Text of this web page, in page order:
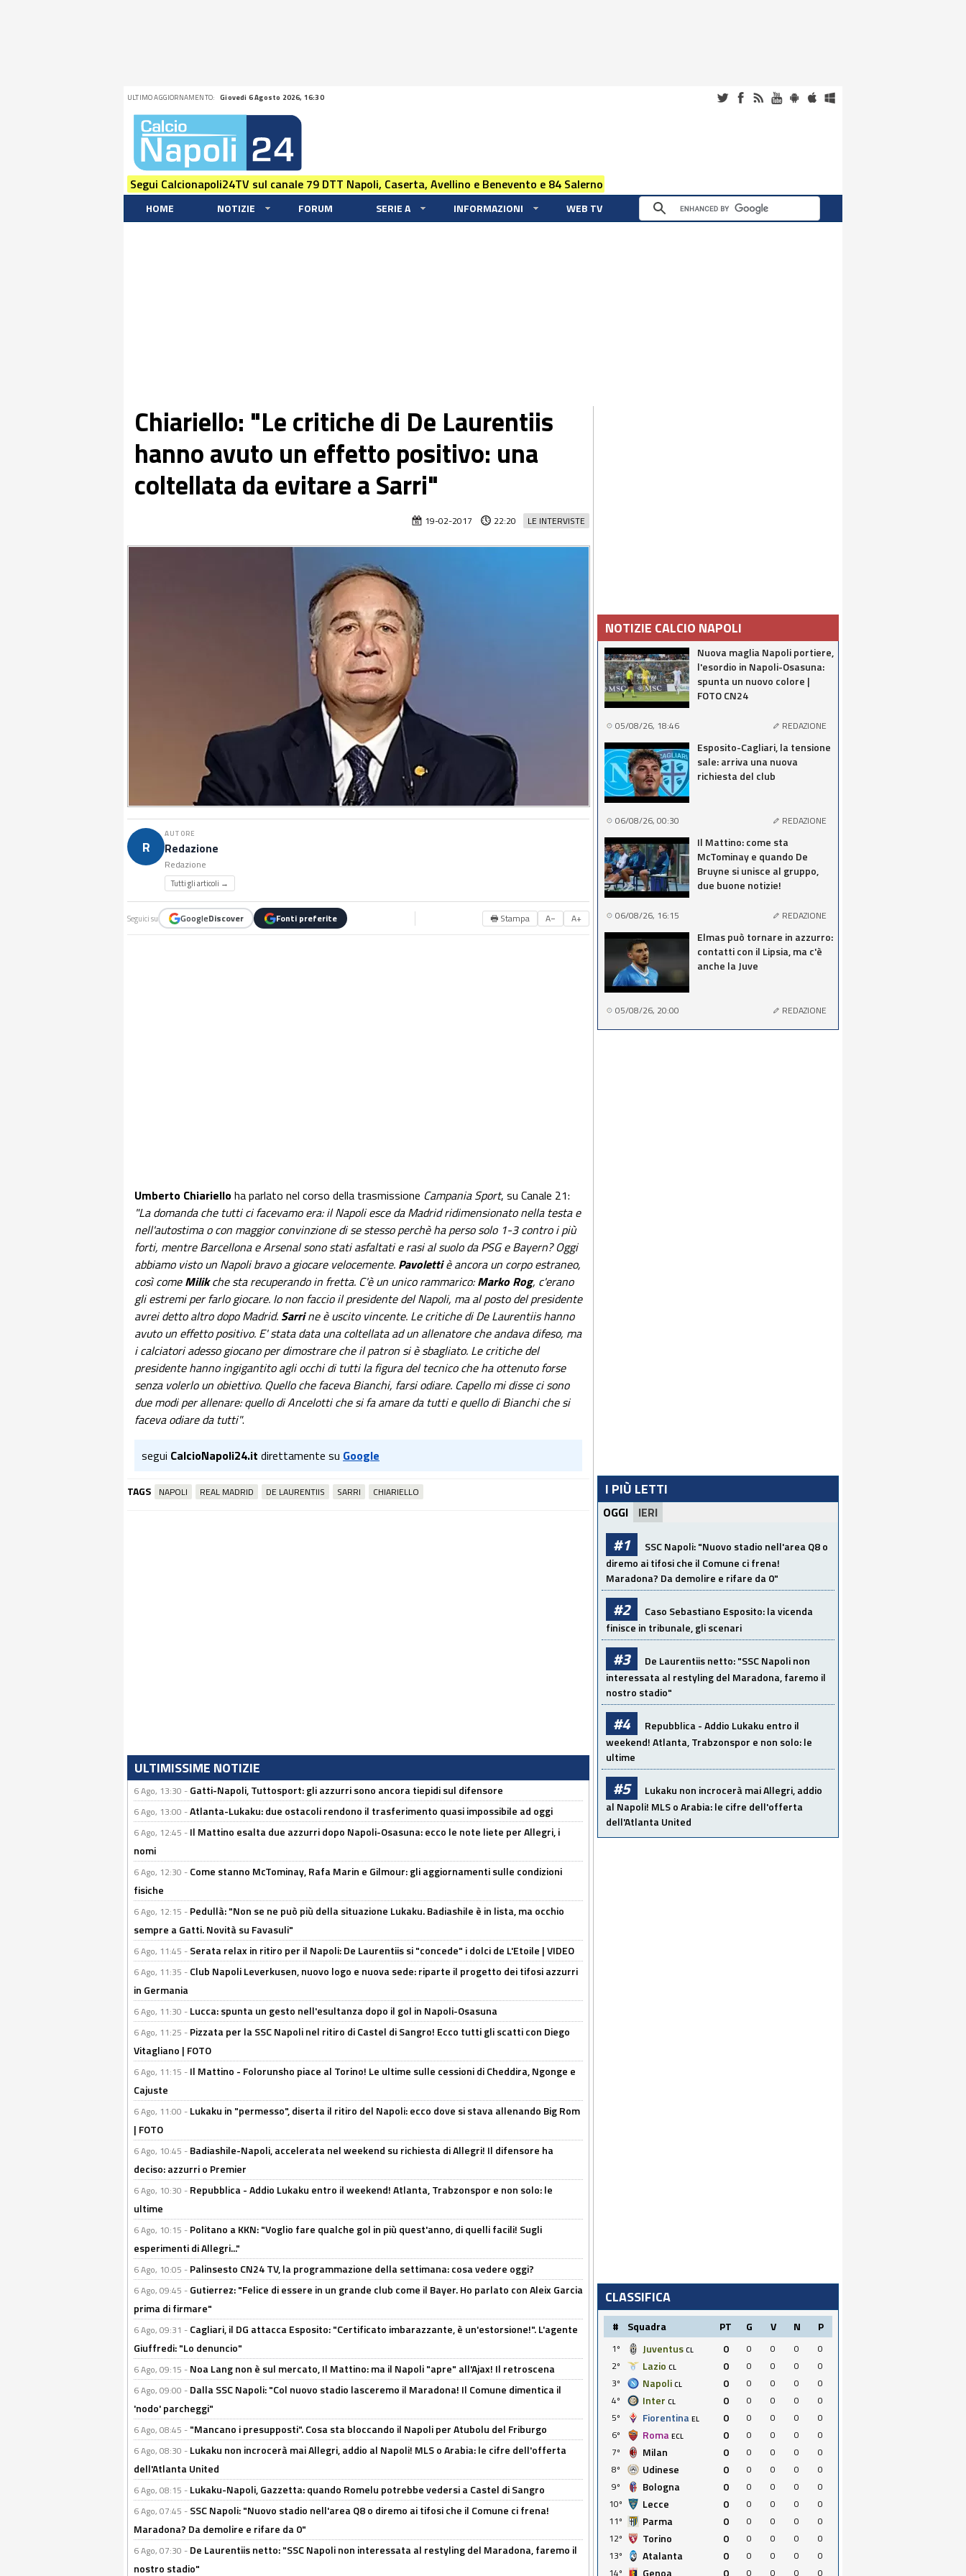
ULTIMO AGGIORNAMENTO: Giovedi 6 Agosto 2026, 16:30
Segui Calcionapoli24TV sul canale 79 DTT Napoli, Caserta, Avellino e Benevento e 84 Salerno
HOME NOTIZIE FORUM SERIE A INFORMAZIONI WEB TV
Chiariello: "Le critiche di De Laurentiis
hanno avuto un effetto positivo: una
coltellata da evitare a Sarri"
LE INTERVISTE
19-02-2017 22:20
R
AUTORE
Redazione
Redazione
Tutti gli articoli →
Seguici su GoogleDiscover Fonti preferite 🖶 Stampa A− A+
Umberto Chiarielloha parlato nel corso della trasmissione Campania Sport, su Canale 21:
"La domanda che tutti ci facevamo era: il Napoli esce da Madrid ridimensionato nella testa e
nell'autostima o con maggior convinzione di se stesso perchè ha perso solo 1-3 contro i più
forti, mentre Barcellona e Arsenal sono stati asfaltati e rasi al suolo da PSG e Bayern? Oggi
abbiamo visto un Napoli bravo a giocare velocemente. Pavolettiè ancora un corpo estraneo,
così comeMilikche sta recuperando in fretta. C'è un unico rammarico:Marko Rog, c'erano
gli estremi per farlo giocare. Io non faccio il presidente del Napoli, ma al posto del presidente
avrei detto altro dopo Madrid. Sarrine è uscito vincente. Le critiche di De Laurentiis hanno
avuto un effetto positivo. E' stata data una coltellata ad un allenatore che andava difeso, ma
i calciatori adesso giocano per dimostrare che il patron si è sbagliato. Le critiche del
presidente hanno ingigantito agli occhi di tutti la figura del tecnico che ha ottenuto forse
senza volerlo un obiettivo. Quello che faceva Bianchi, farsi odiare. Capello mi disse ci sono
due modi per allenare: quello di Ancelotti che si fa amare da tutti e quello di Bianchi che si
faceva odiare da tutti".
segui CalcioNapoli24.it direttamente su Google
TAGS NAPOLI REAL MADRID DE LAURENTIIS SARRI CHIARIELLO
ULTIMISSIME NOTIZIE
6 Ago, 13:30 - Gatti-Napoli, Tuttosport: gli azzurri sono ancora tiepidi sul difensore
6 Ago, 13:00 -Atlanta-Lukaku: due ostacoli rendono il trasferimento quasi impossibile ad oggi
6 Ago, 12:45 - Il Mattino esalta due azzurri dopo Napoli-Osasuna: ecco le note liete per Allegri, i
nomi
6 Ago, 12:30 - Come stanno McTominay, Rafa Marin e Gilmour: gli aggiornamenti sulle condizioni
fisiche
6 Ago, 12:15 - Pedullà: "Non se ne può più della situazione Lukaku. Badiashile è in lista, ma occhio
sempre a Gatti. Novità su Favasuli"
6 Ago, 11:45 - Serata relax in ritiro per il Napoli: De Laurentiis si "concede" i dolci de L'Etoile | VIDEO
6 Ago, 11:35 - Club Napoli Leverkusen, nuovo logo e nuova sede: riparte il progetto dei tifosi azzurri
in Germania
6 Ago, 11:30 - Lucca: spunta un gesto nell'esultanza dopo il gol in Napoli-Osasuna
6 Ago, 11:25 - Pizzata per la SSC Napoli nel ritiro di Castel di Sangro! Ecco tutti gli scatti con Diego
Vitagliano | FOTO
6 Ago, 11:15 - Il Mattino - Folorunsho piace al Torino! Le ultime sulle cessioni di Cheddira, Ngonge e
Cajuste
6 Ago, 11:00 - Lukaku in "permesso", diserta il ritiro del Napoli: ecco dove si stava allenando Big Rom
| FOTO
6 Ago, 10:45 - Badiashile-Napoli, accelerata nel weekend su richiesta di Allegri! Il difensore ha
deciso: azzurri o Premier
6 Ago, 10:30 - Repubblica - Addio Lukaku entro il weekend! Atlanta, Trabzonspor e non solo: le
ultime
6 Ago, 10:15 - Politano a KKN: "Voglio fare qualche gol in più quest'anno, di quelli facili! Sugli
esperimenti di Allegri..."
6 Ago, 10:05 - Palinsesto CN24 TV, la programmazione della settimana: cosa vedere oggi?
6 Ago, 09:45 - Gutierrez: "Felice di essere in un grande club come il Bayer. Ho parlato con Aleix Garcia
prima di firmare"
6 Ago, 09:31 - Cagliari, il DG attacca Esposito: "Certificato imbarazzante, è un'estorsione!". L'agente
Giuffredi: "Lo denuncio"
6 Ago, 09:15 - Noa Lang non è sul mercato, Il Mattino: ma il Napoli "apre" all'Ajax! Il retroscena
6 Ago, 09:00 - Dalla SSC Napoli: "Col nuovo stadio lasceremo il Maradona! Il Comune dimentica il
'nodo' parcheggi"
6 Ago, 08:45 - "Mancano i presupposti". Cosa sta bloccando il Napoli per Atubolu del Friburgo
6 Ago, 08:30 - Lukaku non incrocerà mai Allegri, addio al Napoli! MLS o Arabia: le cifre dell'offerta
dell'Atlanta United
6 Ago, 08:15 - Lukaku-Napoli, Gazzetta: quando Romelu potrebbe vedersi a Castel di Sangro
6 Ago, 07:45 - SSC Napoli: "Nuovo stadio nell'area Q8 o diremo ai tifosi che il Comune ci frena!
Maradona? Da demolire e rifare da 0"
6 Ago, 07:30 - De Laurentiis netto: "SSC Napoli non interessata al restyling del Maradona, faremo il
nostro stadio"
NOTIZIE CALCIO NAPOLI
Nuova maglia Napoli portiere,
l'esordio in Napoli-Osasuna:
spunta un nuovo colore |
FOTO CN24
05/08/26, 18:46 REDAZIONE
Esposito-Cagliari, la tensione
sale: arriva una nuova
richiesta del club
06/08/26, 00:30 REDAZIONE
Il Mattino: come sta
McTominay e quando De
Bruyne si unisce al gruppo,
due buone notizie!
06/08/26, 16:15 REDAZIONE
Elmas può tornare in azzurro:
contatti con il Lipsia, ma c'è
anche la Juve
05/08/26, 20:00 REDAZIONE
I PIÙ LETTI
OGGI IERI
#1
SSC Napoli: "Nuovo stadio nell'area Q8 o
diremo ai tifosi che il Comune ci frena!
Maradona? Da demolire e rifare da 0"
#2
Caso Sebastiano Esposito: la vicenda
finisce in tribunale, gli scenari
#3
De Laurentiis netto: "SSC Napoli non
interessata al restyling del Maradona, faremo il
nostro stadio"
#4
Repubblica - Addio Lukaku entro il
weekend! Atlanta, Trabzonspor e non solo: le
ultime
#5
Lukaku non incrocerà mai Allegri, addio
al Napoli! MLS o Arabia: le cifre dell'offerta
dell'Atlanta United
CLASSIFICA
# Squadra PT G V N P
1º Juventus CL 0 0 0 0
0
2º
Lazio CL 0 0 0 0
0
3º
Napoli CL 0 0 0 0
0
4º
Inter CL 0 0 0 0
0
5º
Fiorentina EL 0 0 0 0
0
6º
Roma ECL 0 0 0 0
0
7º
Milan 0 0 0 0
0
8º
Udinese 0 0 0 0
0
9º
Bologna 0 0 0 0
0
10º
Lecce 0 0 0 0
0
11º
Parma 0 0 0 0
0
12º
Torino 0 0 0 0
0
13º
Atalanta 0 0 0 0
0
14º
Genoa 0 0 0 0 0